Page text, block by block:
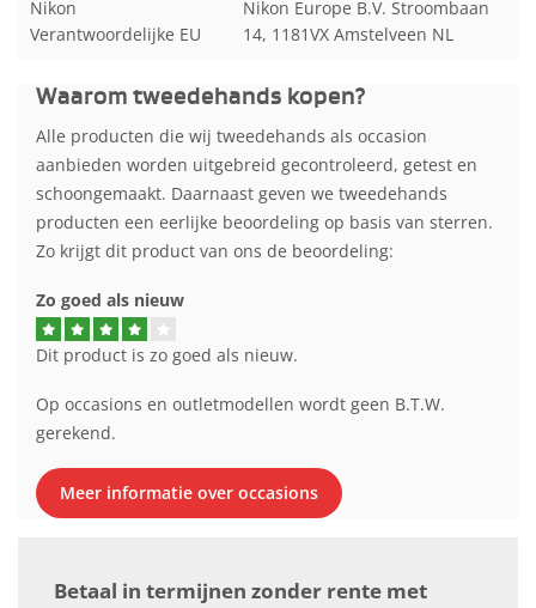
Nikon
Verantwoordelijke EU
Nikon Europe B.V. Stroombaan
14, 1181VX Amstelveen NL
Waarom tweedehands kopen?
Alle producten die wij tweedehands als occasion
aanbieden worden uitgebreid gecontroleerd, getest en
schoongemaakt. Daarnaast geven we tweedehands
producten een eerlijke beoordeling op basis van sterren.
Zo krijgt dit product van ons de beoordeling:
Zo goed als nieuw
Dit product is zo goed als nieuw.
Op occasions en outletmodellen wordt geen B.T.W.
gerekend.
Meer informatie over occasions
Betaal in termijnen zonder rente met